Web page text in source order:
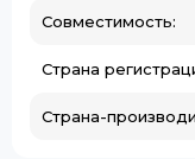
Совместимость:
Страна
Страна-